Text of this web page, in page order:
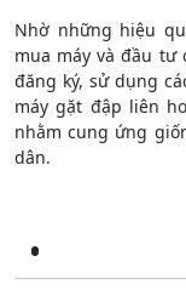
Nhờ những hiệu
mua máy và đầu tư
đăng ký, sử dụng
máy gặt đập liên
nhằm cung ứng
dân.